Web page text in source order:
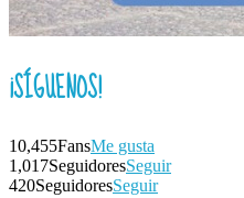
¡SÍGUENOS!
10,455FansMe gusta
1,017SeguidoresSeguir
420SeguidoresSeguir